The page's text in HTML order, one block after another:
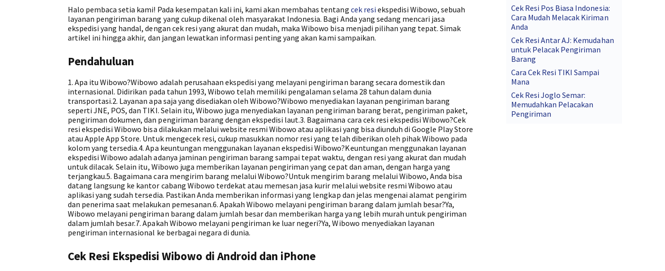
Halo pembaca setia kami! Pada kesempatan kali ini, kami akan membahas tentang cek resi ekspedisi Wibowo, sebuah
layanan pengiriman barang yang cukup dikenal oleh masyarakat Indonesia. Bagi Anda yang sedang mencari jasa
ekspedisi yang handal, dengan cek resi yang akurat dan mudah, maka Wibowo bisa menjadi pilihan yang tepat. Simak
artikel ini hingga akhir, dan jangan lewatkan informasi penting yang akan kami sampaikan.
Pendahuluan
1. Apa itu Wibowo?Wibowo adalah perusahaan ekspedisi yang melayani pengiriman barang secara domestik dan
internasional. Didirikan pada tahun 1993, Wibowo telah memiliki pengalaman selama 28 tahun dalam dunia
transportasi.2. Layanan apa saja yang disediakan oleh Wibowo?Wibowo menyediakan layanan pengiriman barang
seperti JNE, POS, dan TIKI. Selain itu, Wibowo juga menyediakan layanan pengiriman barang berat, pengiriman paket,
pengiriman dokumen, dan pengiriman barang dengan ekspedisi laut.3. Bagaimana cara cek resi ekspedisi Wibowo?Cek
resi ekspedisi Wibowo bisa dilakukan melalui website resmi Wibowo atau aplikasi yang bisa diunduh di Google Play Store
atau Apple App Store. Untuk mengecek resi, cukup masukkan nomor resi yang telah diberikan oleh pihak Wibowo pada
kolom yang tersedia.4. Apa keuntungan menggunakan layanan ekspedisi Wibowo?Keuntungan menggunakan layanan
ekspedisi Wibowo adalah adanya jaminan pengiriman barang sampai tepat waktu, dengan resi yang akurat dan mudah
untuk dilacak. Selain itu, Wibowo juga memberikan layanan pengiriman yang cepat dan aman, dengan harga yang
terjangkau.5. Bagaimana cara mengirim barang melalui Wibowo?Untuk mengirim barang melalui Wibowo, Anda bisa
datang langsung ke kantor cabang Wibowo terdekat atau memesan jasa kurir melalui website resmi Wibowo atau
aplikasi yang sudah tersedia. Pastikan Anda memberikan informasi yang lengkap dan jelas mengenai alamat pengirim
dan penerima saat melakukan pemesanan.6. Apakah Wibowo melayani pengiriman barang dalam jumlah besar?Ya,
Wibowo melayani pengiriman barang dalam jumlah besar dan memberikan harga yang lebih murah untuk pengiriman
dalam jumlah besar.7. Apakah Wibowo melayani pengiriman ke luar negeri?Ya, Wibowo menyediakan layanan
pengiriman internasional ke berbagai negara di dunia.
Cek Resi Ekspedisi Wibowo di Android dan iPhone
Cek Resi Pos Biasa Indonesia:
Cara Mudah Melacak Kiriman
Anda
Cek Resi Antar AJ: Kemudahan
untuk Pelacak Pengiriman
Barang
Cara Cek Resi TIKI Sampai
Mana
Cek Resi Joglo Semar:
Memudahkan Pelacakan
Pengiriman